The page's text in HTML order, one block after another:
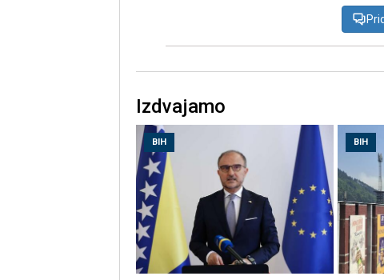
Izdvajamo
BIH BIH